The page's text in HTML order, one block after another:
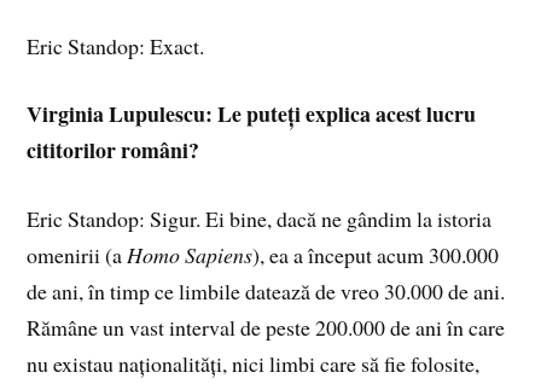
Eric Standop: Exact.
Virginia Lupulescu: Le puteți explica acest lucru
cititorilor români?
Eric Standop: Sigur. Ei bine, dacă ne gândim la istoria
omenirii (aHomo Sapiens), ea a început acum 300.000
de ani, în timp ce limbile datează de vreo 30.000 de ani.
Rămâne un vast interval de peste 200.000 de ani în care
nu existau naționalități, nici limbi care să fie folosite,